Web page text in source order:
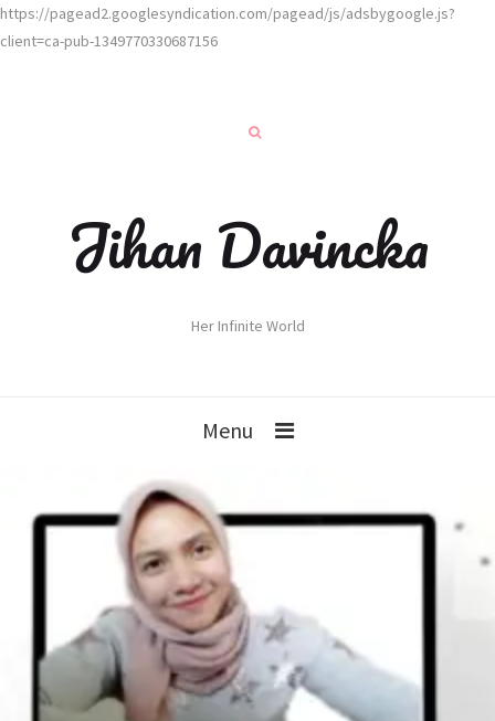
https://pagead2.googlesyndication.com/pagead/js/adsbygoogle.js?
client=ca-pub-1349770330687156
Jihan Davincka
Her Infinite World
Menu